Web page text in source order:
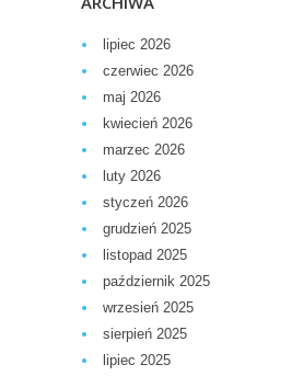
lipiec 2026
czerwiec 2026
maj 2026
kwiecień 2026
marzec 2026
luty 2026
styczeń 2026
grudzień 2025
listopad 2025
październik 2025
wrzesień 2025
sierpień 2025
lipiec 2025